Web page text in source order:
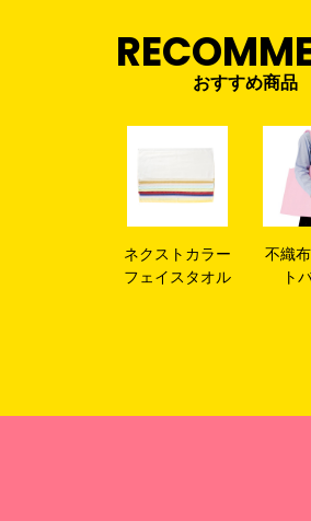
おすすめ商品
ネクストカラー
フェイスタオル
不織
ト